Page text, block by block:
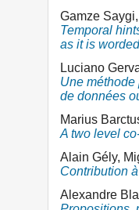
Gamze
Temporal
as it is
Luciano
Une
de données
Marius
A two level
Alain Gély,
Contribution
Alexandre